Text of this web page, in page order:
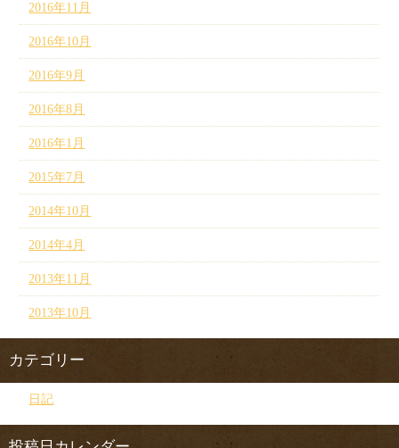
2016年11月
2016年10月
2016年9月
2016年8月
2016年1月
2015年7月
2014年10月
2014年4月
2013年11月
2013年10月
カテゴリー
日記